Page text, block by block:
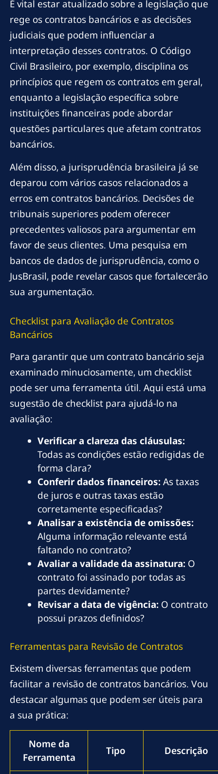
É vital estar atualizado sobre a legislação que
rege os contratos bancários e as decisões
judiciais que podem influenciar a
interpretação desses contratos. O Código
Civil Brasileiro, por exemplo, disciplina os
princípios que regem os contratos em geral,
enquanto a legislação específica sobre
instituições financeiras pode abordar
questões particulares que afetam contratos
bancários.
Além disso, a jurisprudência brasileira já se
deparou com vários casos relacionados a
erros em contratos bancários. Decisões de
tribunais superiores podem oferecer
precedentes valiosos para argumentar em
favor de seus clientes. Uma pesquisa em
bancos de dados de jurisprudência, como o
JusBrasil, pode revelar casos que fortalecerão
sua argumentação.
Checklist para Avaliação de Contratos
Bancários
Para garantir que um contrato bancário seja
examinado minuciosamente, um checklist
pode ser uma ferramenta útil. Aqui está uma
sugestão de checklist para ajudá-lo na
avaliação:
Verificar a clareza das cláusulas:
Todas as condições estão redigidas de
forma clara?
Conferir dados financeiros:As taxas
de juros e outras taxas estão
corretamente especificadas?
Analisar a existência de omissões:
Alguma informação relevante está
faltando no contrato?
Avaliar a validade da assinatura: O
contrato foi assinado por todas as
partes devidamente?
Revisar a data de vigência: O contrato
possui prazos definidos?
Ferramentas para Revisão de Contratos
Existem diversas ferramentas que podem
facilitar a revisão de contratos bancários. Vou
destacar algumas que podem ser úteis para
a sua prática:
Nome da
Ferramenta
Tipo Descrição